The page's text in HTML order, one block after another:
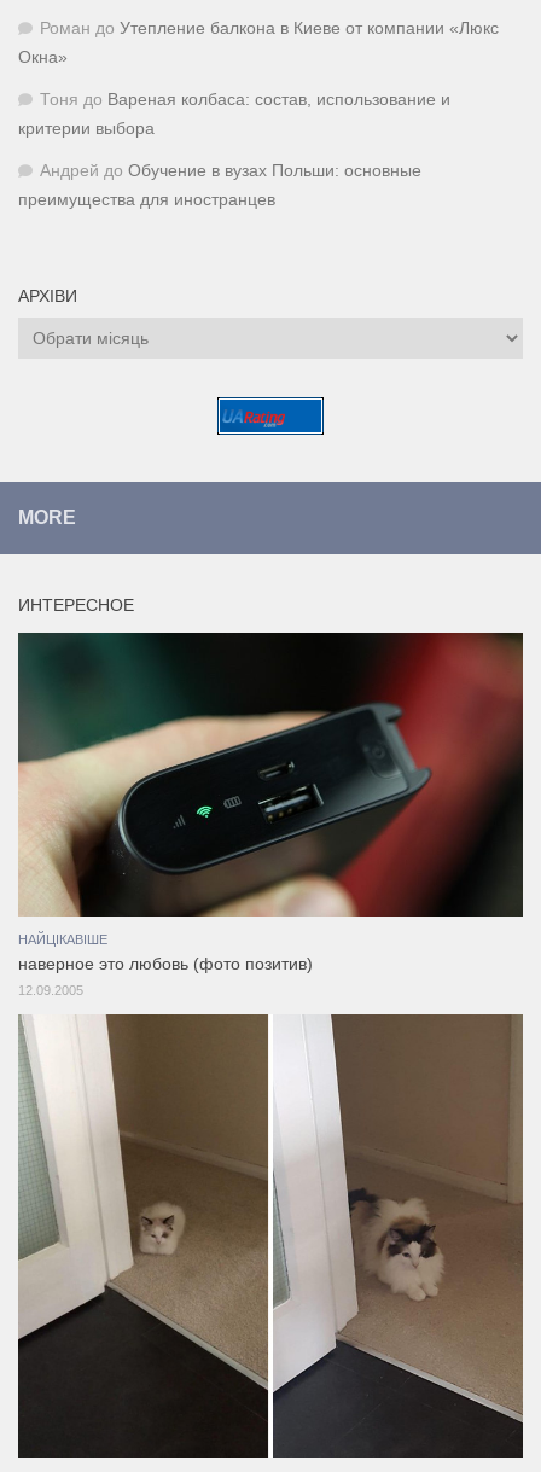
Роман до Утепление балкона в Киеве от компании «Люкс
Окна»
Тоня до Вареная колбаса: состав, использование и
критерии выбора
Андрей до Обучение в вузах Польши: основные
преимущества для иностранцев
АРХІВИ
Архіви
MORE
ИНТЕРЕСНОЕ
НАЙЦІКАВІШЕ
наверное это любовь (фото позитив)
12.09.2005